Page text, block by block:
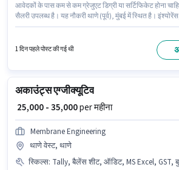
आवेदकों के पास कम से कम ग्रेजुएट डिग्री या सर्टिफिकेट होना
सैलरी उपलब्ध है। यह नौकरी थाणे (पूर्व), मुंबई में स्थित है।
कस्टमर हैंडलिंग होना अनिवार्य है।
1 दिन पहले पोस्ट की गई थी
अकाउंट्स एग्जीक्यूटिव
₹ 25,000 - 35,000per महीना
Membrane Engineering
थाणे वेस्ट, थाणे
स्किल्स: Tally, बैलेंस शीट, ऑडिट, MS Excel, GST,